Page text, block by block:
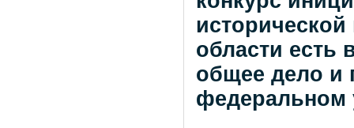
области есть
общее дело и
федеральном